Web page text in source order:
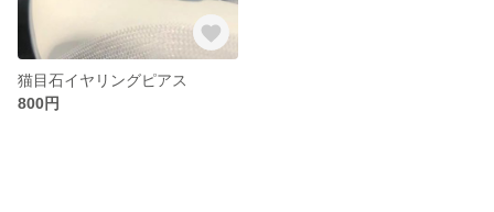
猫目石イヤリングピアス
800円